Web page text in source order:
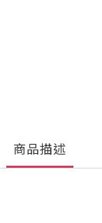
商品描述